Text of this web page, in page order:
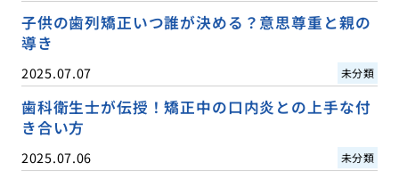
子供の歯列矯正いつ誰が決める？意思尊重と親の
導き
2025.07.07 未分類
歯科衛生士が伝授！矯正中の口内炎との上手な付
き合い方
2025.07.06 未分類